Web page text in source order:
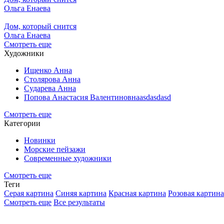
Ольга Енаева
Дом, который снится
Ольга Енаева
Смотреть еще
Художники
Ищенко Анна
Столярова Анна
Сударева Анна
Попова Анастасия Валентиновнаasdasdasd
Смотреть еще
Категории
Новинки
Морские пейзажи
Современные художники
Смотреть еще
Теги
Серая картина Синяя картина Красная картина Розовая картина
Смотреть еще Все результаты